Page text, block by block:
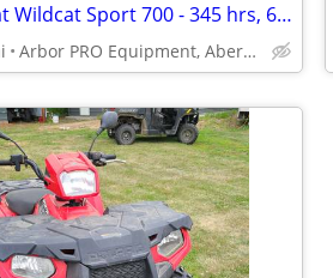
2015 Arctic Cat Wildcat Sport 700 - 345 hrs, 60hp, 50" wide
Arbor PRO Equipment, Aberdeen SD